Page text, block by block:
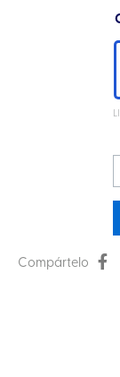
Compártelo